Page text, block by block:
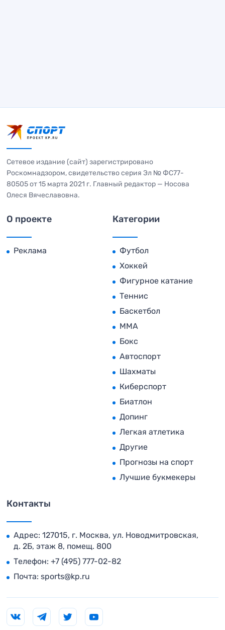
Сетевое издание (сайт) зарегистрировано
Роскомнадзором, свидетельство серия Эл № ФС77-
80505 от 15 марта 2021 г. Главный редактор — Носова
Олеся Вячеславовна.
О проекте
Реклама
Категории
Футбол
Хоккей
Фигурное катание
Теннис
Баскетбол
MMA
Бокс
Автоспорт
Шахматы
Киберспорт
Биатлон
Допинг
Легкая атлетика
Другие
Прогнозы на спорт
Лучшие букмекеры
Контакты
Адрес: 127015, г. Москва, ул. Новодмитровская,
д. 2Б, этаж 8, помещ. 800
Телефон: +7 (495) 777-02-82
Почта: sports@kp.ru